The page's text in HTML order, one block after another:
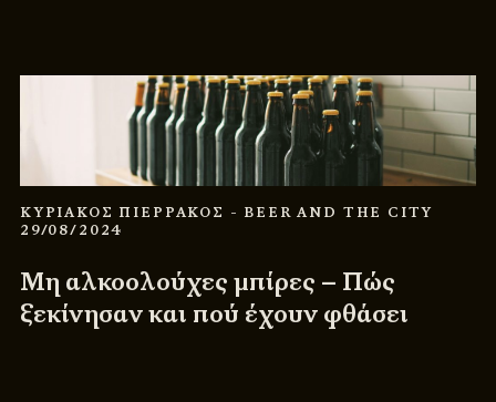
ΚΥΡΙΑΚΟΣ ΠΙΕΡΡΑΚΟΣ - BEER AND THE CITY
29/08/2024
Μη αλκοολούχες μπίρες – Πώς
ξεκίνησαν και πού έχουν φθάσει